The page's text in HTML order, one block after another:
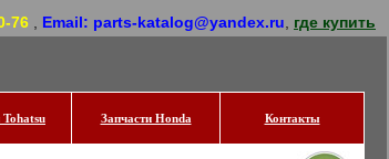
76 Email: parts-katalog@yandex.ru где купить
Tohatsu Запчасти Honda Контакты